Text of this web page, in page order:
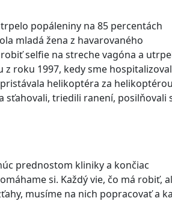
popáleniny na 85 percentách
mladá žena z havarovaného
selfie na streche vagóna a
roku 1997, kedy sme
helikoptéra za
sťahovali, triedili ranení, posilňovali
prednostom kliniky a končiac
si. Každý vie, čo má robiť,
musíme na nich popracovať a